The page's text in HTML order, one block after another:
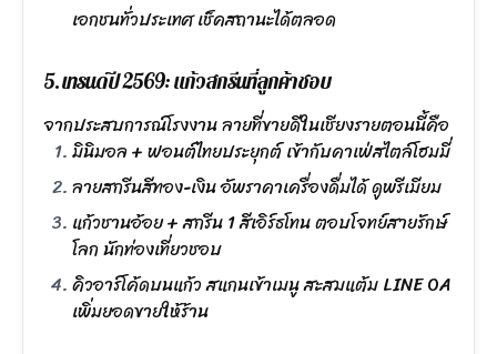
เอกชนทั่วประเทศ เช็คสถานะได้ตลอด
5. เทรนด์ปี 2569: แก้วสกรีนที่ลูกค้าชอบ
จากประสบการณ์โรงงาน ลายที่ขายดีในเชียงรายตอนนี้คือ
มินิมอล + ฟอนต์ไทยประยุกต์ เข้ากับคาเฟ่สไตล์โฮมมี่
ลายสกรีนสีทอง-เงิน อัพราคาเครื่องดื่มได้ ดูพรีเมียม
แก้วชานอ้อย + สกรีน 1 สีเอิร์ธโทน ตอบโจทย์สายรักษ์
โลก นักท่องเที่ยวชอบ
คิวอาร์โค้ดบนแก้ว สแกนเข้าเมนู สะสมแต้ม LINE OA
เพิ่มยอดขายให้ร้าน